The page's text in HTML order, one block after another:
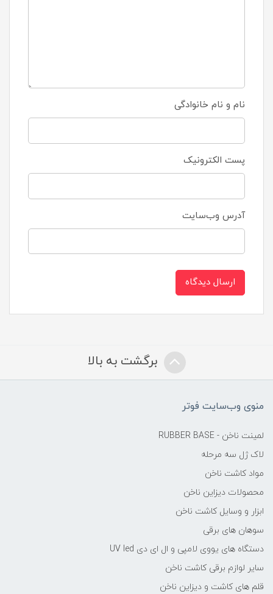
نام و نام خانوادگی
پست الکترونیک
آدرس وب‌سایت
ارسال دیدگاه
برگشت به بالا
منوی وب‌سایت فوتر
لمینت ناخن - RUBBER BASE
لاک ژل سه مرحله
مواد کاشت ناخن
محصولات دیزاین ناخن
ابزار و وسایل کاشت ناخن
سوهان های برقی
دستگاه های یووی لامپی و ال ای دی UV led
سایر لوازم برقی کاشت ناخن
قلم های کاشت و دیزاین ناخن